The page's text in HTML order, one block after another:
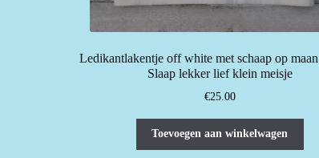
Ledikantlakentje off white met schaap op
Slaap lekker lief klein meisje
€25.00
Toevoegen aan winkelwagen